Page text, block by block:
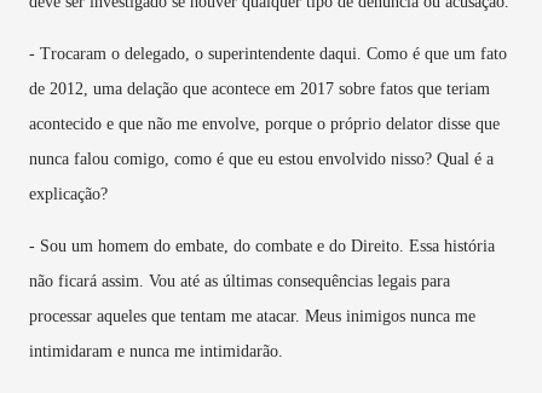
- Trocaram o delegado, o superintendente daqui. Como é que um fato
de 2012, uma delação que acontece em 2017 sobre fatos que teriam
acontecido e que não me envolve, porque o próprio delator disse que
nunca falou comigo, como é que eu estou envolvido nisso? Qual é a
explicação?
- Sou um homem do embate, do combate e do Direito. Essa história
não ficará assim. Vou até as últimas consequências legais para
processar aqueles que tentam me atacar. Meus inimigos nunca me
intimidaram e nunca me intimidarão.